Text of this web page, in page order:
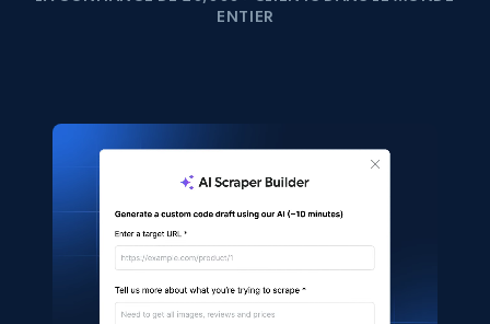
ENTIER